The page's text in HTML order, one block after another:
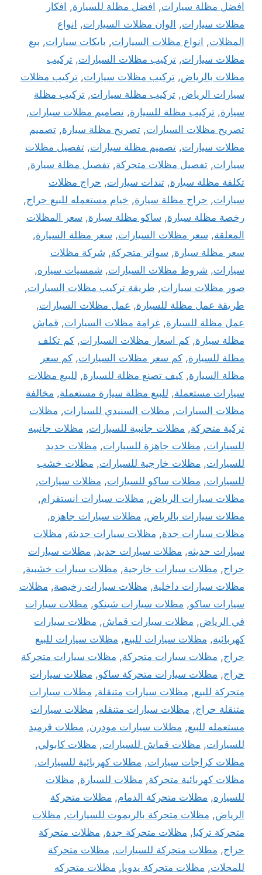
افضل مظلة سيارات, افضل مظلة للسيارة, افكار
مظلات سيارات, الوان مظلات السيارات, انواع
المظلات, انواع مظلات السيارات, بايكات سيارات, بيع
مظلات سيارات, تركيب مظلات السيارات, تركيب
مظلات بالرياض, تركيب مظلات سيارات, تركيب مظلات
سيارات الرياض, تركيب مظلة سيارات, تركيب مظلة
سيارة, تركيب مظلة للسيارة, تصاميم مظلات سيارات,
تصريح مظلات السيارات, تصريح مظلة سيارة, تصميم
مظلات سيارات, تصميم مظلة سيارات, تفصيل مظلات
سيارات, تفصيل مظلات متحركة, تفصيل مظلة سيارة,
تكلفة مظلة سيارة, تندات سيارات, حراج مظلات
سيارات, حراج مظلة سيارة, خيام مستعمله للبيع حراج,
رخصة مظلة سيارة, ساكو مظلة سيارة, سعر المظلات
المعلقة, سعر مظلات السيارات, سعر مظلة السيارة,
سعر مظلة سيارة, سواتر متحركة, شركة مظلات
سيارات, شروط مظلات السيارات, شمسيات سياره,
صور مظلات سيارات, طريقة تركيب مظلات السيارات,
طريقة عمل مظلة للسيارة, عمل مظلات السيارات,
عمل مظلة للسيارة, غرامة مظلات السيارات, قماش
مظلة سيارة, كم اسعار مظلات السيارات, كم تكلف
مظلة للسيارة, كم سعر مظلات السيارات, كم سعر
مظلة السيارة, كيف تصنع مظلة للسيارة, للبيع مظلات
سيارات مستعملة, للبيع مظلة سيارة مستعملة, مخالفة
مظلات السيارات, مظلات السنيدي للسيارات, مظلات
تركية متحركة, مظلات جانبية للسيارات, مظلات جانبيه
للسيارات, مظلات جاهزة للسيارات, مظلات حديد
للسيارات, مظلات خارجية للسيارات, مظلات خشب
للسيارات, مظلات ساكو للسيارات, مظلات سيارات,
مظلات سيارات الرياض, مظلات سيارات انستقرام,
مظلات سيارات بالرياض, مظلات سيارات جاهزه,
مظلات سيارات جدة, مظلات سيارات حديثة, مظلات
سيارات حديثه, مظلات سيارات حديد, مظلات سيارات
حراج, مظلات سيارات خارجية, مظلات سيارات خشبية,
مظلات سيارات داخلية, مظلات سيارات رخيصة, مظلات
سيارات ساكو, مظلات سيارات شينكو, مظلات سيارات
في الرياض, مظلات سيارات قماش, مظلات سيارات
كهربائية, مظلات سيارات للبيع, مظلات سيارات للبيع
حراج, مظلات سيارات متحركة, مظلات سيارات متحركة
حراج, مظلات سيارات متحركة ساكو, مظلات سيارات
متحركة للبيع, مظلات سيارات متنقلة, مظلات سيارات
متنقلة حراج, مظلات سيارات متنقله, مظلات سيارات
مستعمله للبيع, مظلات سيارات مودرن, مظلات قرميد
للسيارات, مظلات قماش للسيارات, مظلات كابولي,
مظلات كراجات سيارات, مظلات كهربائية للسيارات,
مظلات كهربائية متحركة, مظلات للسيارة, مظلات
للسياره, مظلات متحركة الدمام, مظلات متحركة
الرياض, مظلات متحركة بالريموت للسيارات, مظلات
متحركة تركيا, مظلات متحركة جدة, مظلات متحركة
حراج, مظلات متحركة للسيارات, مظلات متحركة
للمحلات, مظلات متحركة يدويا, مظلات متحركه